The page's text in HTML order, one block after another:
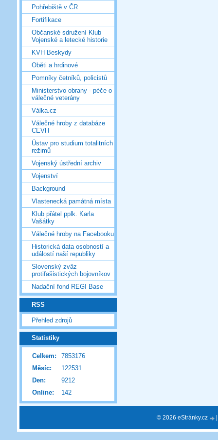
Pohřebiště v ČR
Fortifikace
Občanské sdružení Klub
Vojenské a letecké historie
KVH Beskydy
Oběti a hrdinové
Pomníky četníků, policistů
Ministerstvo obrany - péče o
válečné veterány
Válka.cz
Válečné hroby z databáze
CEVH
Ústav pro studium totalitních
režimů
Vojenský ústřední archiv
Vojenství
Background
Vlastenecká památná místa
Klub přátel pplk. Karla
Vašátky
Válečné hroby na Facebooku
Historická data osobností a
událostí naší republiky
Slovenský zväz
protifašistických bojovníkov
Nadační fond REGI Base
RSS
Přehled zdrojů
Statistiky
Online: 142
Celkem:
7853176
Měsíc:
122531
Den:
9212
© 2026 eStránky.cz